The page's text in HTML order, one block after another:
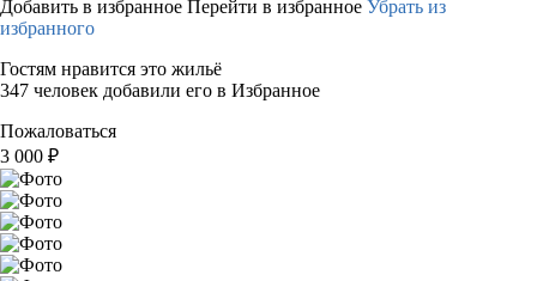
Добавить в избранное Перейти в избранное Убрать из
избранного
Гостям нравится это жильё
347 человек добавили его в Избранное
Пожаловаться
3 000 ₽